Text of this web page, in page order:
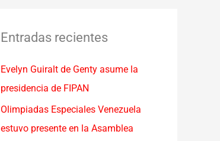
a
p
o
r
:
Entradas recientes
Evelyn Guiralt de Genty asume la
presidencia de FIPAN
Olimpiadas Especiales Venezuela
estuvo presente en la Asamblea